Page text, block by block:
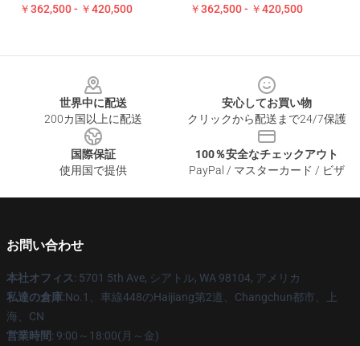
￥362,500 - ￥420,500 ￥362,500 - ￥420,500
世界中に配送
200カ国以上に配送
安心してお買い物
クリックから配送まで24/7保護
国際保証
使用国で提供
100％安全なチェックアウト
PayPal / マスターカード / ビザ
お問い合わせ
本社オフィス: 5701 5th Ave, シアトル, WA 98104, アメリカ
私達の倉庫:No.1、車線448のHaijiang第2道、Changchun都市、上
海、CN
営業時間: 9:00～18:00(月～金)